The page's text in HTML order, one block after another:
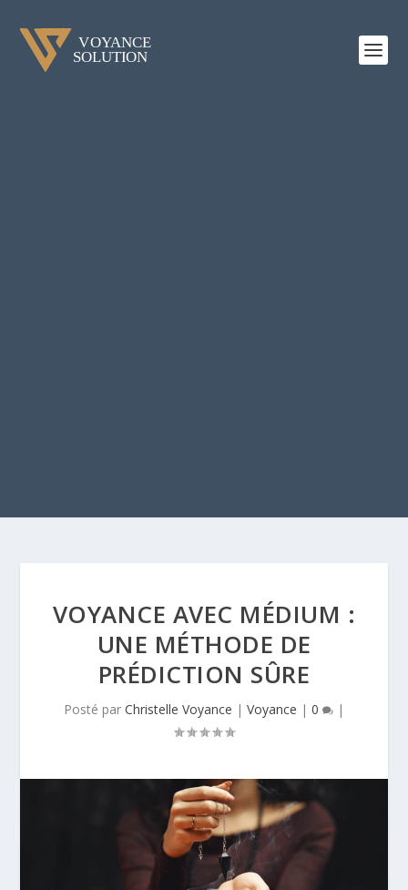
VOYANCE AVEC MÉDIUM :
UNE MÉTHODE DE
PRÉDICTION SÛRE
Posté par Christelle Voyance | Voyance | 0 |